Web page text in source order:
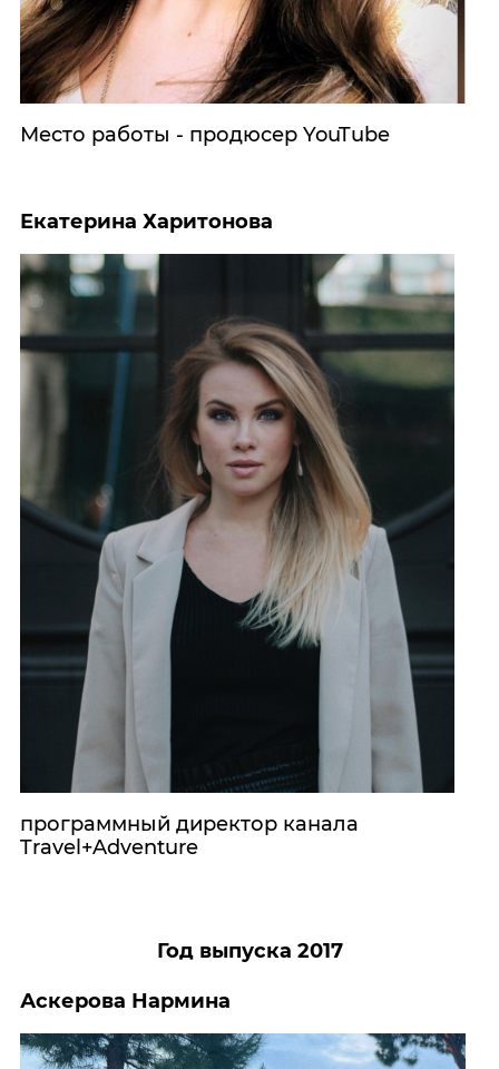
Место работы - продюсер YouTube
Екатерина Харитонова
программный директор канала
Travel+Adventure
Год выпуска 2017
Аскерова Нармина